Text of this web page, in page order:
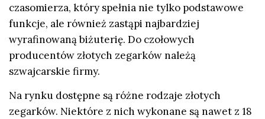
czasomierza, który spełnia nie tylko podstawowe
funkcje, ale również zastąpi najbardziej
wyrafinowaną biżuterię. Do czołowych
producentów złotych zegarków należą
szwajcarskie firmy.
Na rynku dostępne są różne rodzaje złotych
zegarków. Niektóre z nich wykonane są nawet z 18